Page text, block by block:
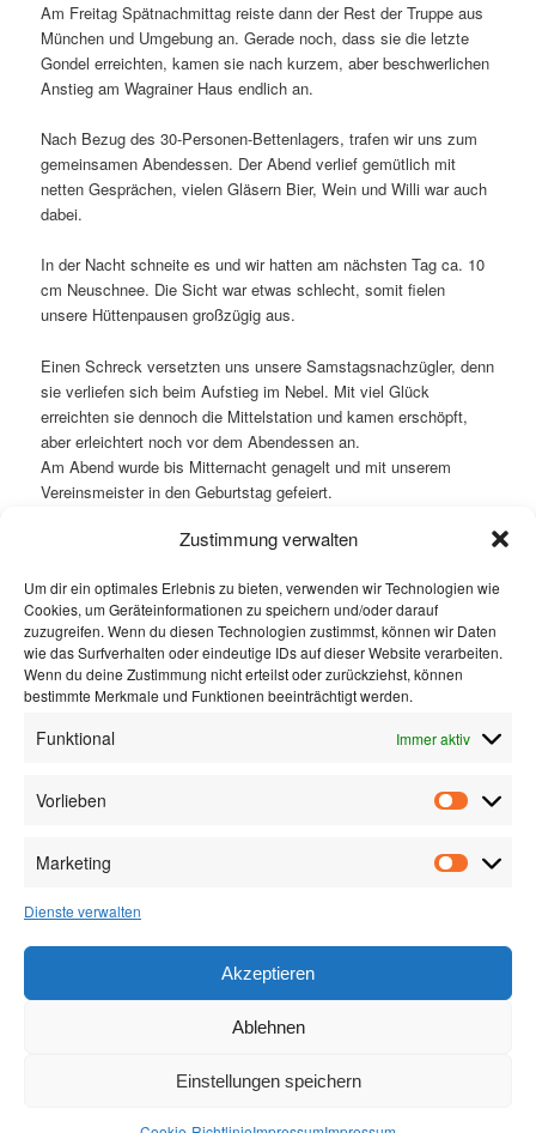
Zustimmung verwalten
Um dir ein optimales Erlebnis zu bieten, verwenden wir Technologien wie
Cookies, um Geräteinformationen zu speichern und/oder darauf
zuzugreifen. Wenn du diesen Technologien zustimmst, können wir Daten
wie das Surfverhalten oder eindeutige IDs auf dieser Website verarbeiten.
Wenn du deine Zustimmung nicht erteilst oder zurückziehst, können
bestimmte Merkmale und Funktionen beeinträchtigt werden.
Funktional Immer aktiv
Vorlieben
Marketing
Dienste verwalten
Akzeptieren
Ablehnen
Einstellungen speichern
Am Freitag Spätnachmittag reiste dann der Rest der Truppe aus
München und Umgebung an. Gerade noch, dass sie die letzte
Gondel erreichten, kamen sie nach kurzem, aber beschwerlichen
Anstieg am Wagrainer Haus endlich an.
Nach Bezug des 30-Personen-Bettenlagers, trafen wir uns zum
gemeinsamen Abendessen. Der Abend verlief gemütlich mit
netten Gesprächen, vielen Gläsern Bier, Wein und Willi war auch
dabei.
In der Nacht schneite es und wir hatten am nächsten Tag ca. 10
cm Neuschnee. Die Sicht war etwas schlecht, somit fielen
unsere Hüttenpausen großzügig aus.
Einen Schreck versetzten uns unsere Samstagsnachzügler, denn
sie verliefen sich beim Aufstieg im Nebel. Mit viel Glück
erreichten sie dennoch die Mittelstation und kamen erschöpft,
aber erleichtert noch vor dem Abendessen an.
Am Abend wurde bis Mitternacht genagelt und mit unserem
Vereinsmeister in den Geburtstag gefeiert.
Der Sonntag bescherte nun allen Teilnehmern Sonnenstrahlen
Leider ging auch dieses Wochenende viel zu schnell zu Ende
und ab ca. 15 Uhr begannen die Ersten mit der Rückreise.
Die Erkenntnis aus diesem Wochenende:Wedeln statt Segeln
geben, das Wagrainer Haus ist wieder gebucht. Der Termin ist am
Lesezeichen zum
Impressum Stolz präsentiert von WordPress